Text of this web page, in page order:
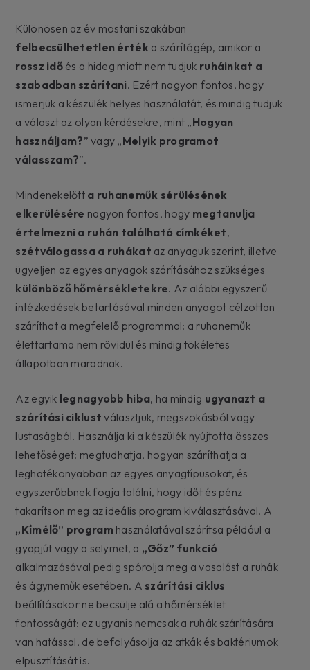
Különösen az év mostani szakában
felbecsülhetetlen érték a szárítógép, amikor a
rossz időés a hideg miatt nem tudjuk ruháinkat a
szabadban szárítani. Ezért nagyon fontos, hogy
ismerjük a készülék helyes használatát, és mindig tudjuk
a választ az olyan kérdésekre, mint „Hogyan
használjam?” vagy „Melyik programot
válasszam?”.
Mindenekelőtt a ruhaneműk sérülésének
elkerülésére nagyon fontos, hogy megtanulja
értelmezni a ruhán található címkéket,
szétválogassa a ruhákat az anyaguk szerint, illetve
ügyeljen az egyes anyagok szárításához szükséges
különböző hőmérsékletekre. Az alábbi egyszerű
intézkedések betartásával minden anyagot célzottan
száríthat a megfelelő programmal: a ruhaneműk
élettartama nem rövidül és mindig tökéletes
állapotban maradnak.
Az egyik legnagyobb hiba, ha mindig ugyanazt a
szárítási ciklust választjuk, megszokásból vagy
lustaságból. Használja ki a készülék nyújtotta összes
lehetőséget: megtudhatja, hogyan száríthatja a
leghatékonyabban az egyes anyagtípusokat, és
egyszerűbbnek fogja találni, hogy időt és pénz
takarítson meg az ideális program kiválasztásával. A
„Kímélő” program használatával szárítsa például a
gyapjút vagy a selymet, a „Gőz” funkció
alkalmazásával pedig spórolja meg a vasalást a ruhák
és ágyneműk esetében. A szárítási ciklus
beállításakor ne becsülje alá a hőmérséklet
fontosságát: ez ugyanis nemcsak a ruhák szárítására
van hatással, de befolyásolja az atkák és baktériumok
elpusztítását is.